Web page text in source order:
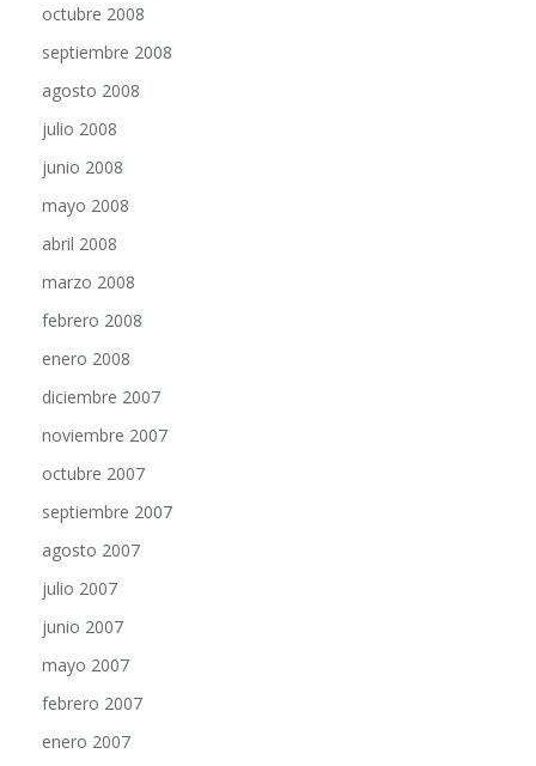
septiembre 2008
agosto 2008
julio 2008
junio 2008
mayo 2008
abril 2008
marzo 2008
febrero 2008
enero 2008
diciembre 2007
noviembre 2007
octubre 2007
septiembre 2007
agosto 2007
julio 2007
junio 2007
mayo 2007
febrero 2007
enero 2007
septiembre 2006